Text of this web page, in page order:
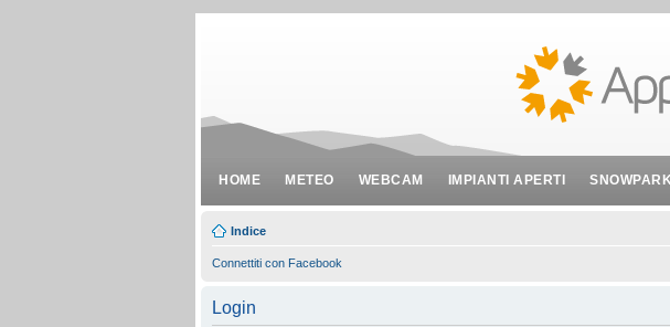
HOME METEO WEBCAM IMPIANTI APERTI SNOWPARK
Indice
Connettiti con Facebook
Login